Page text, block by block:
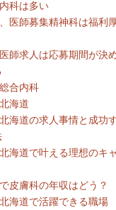
科は多い
医師募集精神科は福利
師求人は応募期間が決
合内科
海道
海道の求人事情と成功
海道で叶える理想のキャ
皮膚科の年収はどう？
海道で活躍できる職場